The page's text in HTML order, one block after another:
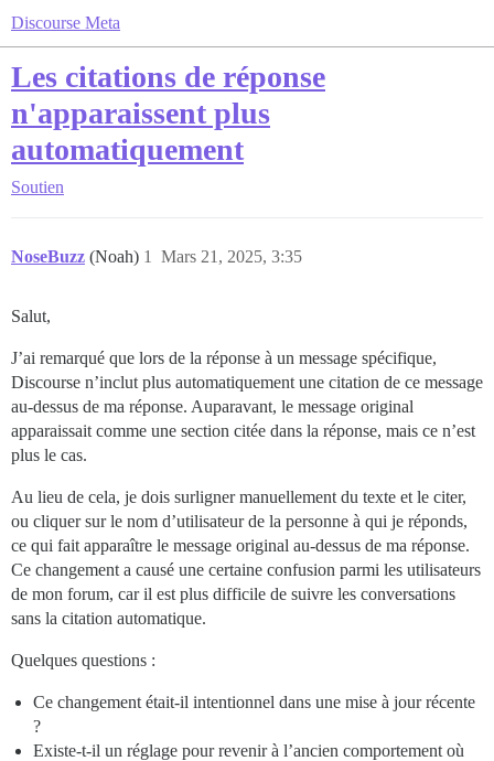
Discourse Meta
Les citations de réponse
n'apparaissent plus
automatiquement
Soutien
NoseBuzz (Noah) Mars 21, 2025, 3:35
1
Salut,
J’ai remarqué que lors de la réponse à un message spécifique,
Discourse n’inclut plus automatiquement une citation de ce message
au-dessus de ma réponse. Auparavant, le message original
apparaissait comme une section citée dans la réponse, mais ce n’est
plus le cas.
Au lieu de cela, je dois surligner manuellement du texte et le citer,
ou cliquer sur le nom d’utilisateur de la personne à qui je réponds,
ce qui fait apparaître le message original au-dessus de ma réponse.
Ce changement a causé une certaine confusion parmi les utilisateurs
de mon forum, car il est plus difficile de suivre les conversations
sans la citation automatique.
Quelques questions :
Ce changement était-il intentionnel dans une mise à jour récente
?
Existe-t-il un réglage pour revenir à l’ancien comportement où